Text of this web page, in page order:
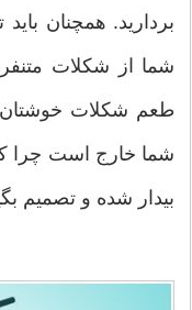
بردارید. همچنان
شما از شکلات
طعم شکلات خوشتان
شما خارج است چرا
بیدار شده و تصمیم